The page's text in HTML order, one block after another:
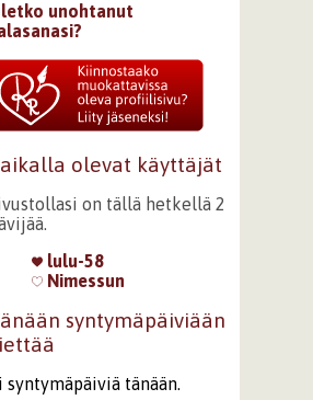
unohtanut
olevat käyttäjät
on tällä hetkellä 2
lulu-58
Nimessun
syntymäpäiviään
syntymäpäiviä tänään.